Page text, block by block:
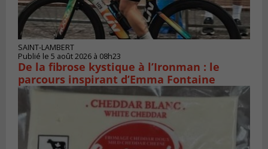
SAINT-LAMBERT
Publié le 5 août 2026 à 08h23
De la fibrose kystique à l’Ironman : le
parcours inspirant d’Emma Fontaine